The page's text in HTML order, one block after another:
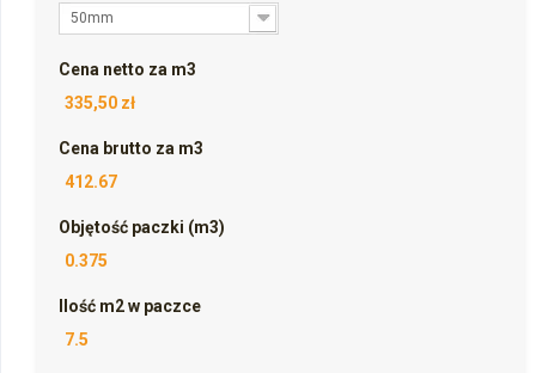
50mm
Cena netto za m3
335,50 zł
Cena brutto za m3
412.67
Objętość paczki (m3)
0.375
Ilość m2 w paczce
7.5